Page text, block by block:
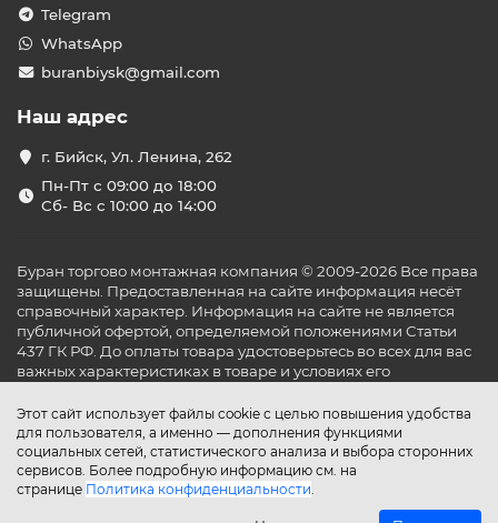
Этот сайт использует файлы cookie с целью повышения удобства
для пользователя, а именно — дополнения функциями
социальных сетей, статистического анализа и выбора сторонних
сервисов. Более подробную информацию см. на
странице Политика конфиденциальности.
Telegram
WhatsApp
buranbiysk@gmail.com
Наш адрес
г. Бийск, Ул. Ленина, 262
Пн-Пт с 09:00 до 18:00
Сб- Вс с 10:00 до 14:00
Буран торгово монтажная компания © 2009-2026 Все права
защищены. Предоставленная на сайте информация несёт
справочный характер. Информация на сайте не является
публичной офертой, определяемой положениями Статьи
437 ГК РФ. До оплаты товара удостоверьтесь во всех для вас
важных характеристиках в товаре и условиях его